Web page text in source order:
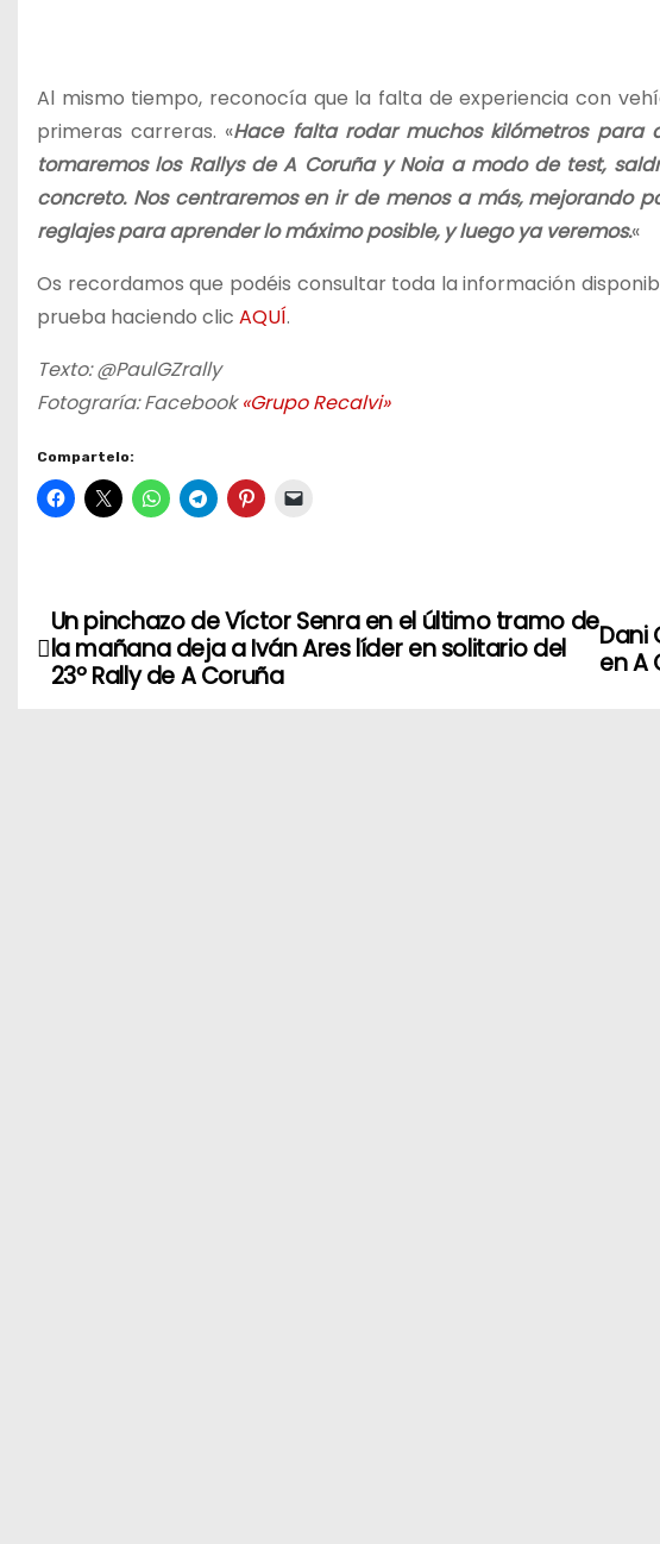
Al mismo tiempo, reconocía que la falta de experiencia con
primeras carreras. «Hace falta rodar muchos kilómetros para
tomaremos los Rallys de A Coruña y Noia a modo de test,
concreto. Nos centraremos en ir de menos a más, mejorando
reglajes para aprender lo máximo posible, y luego ya veremos.«
Os recordamos que podéis consultar toda la información
prueba haciendo clic AQUÍ.
Texto: @PaulGZrally
Fotograría: Facebook«Grupo Recalvi»
Compartelo:
N
a
Dani
en A
Un pinchazo de Víctor Senra en el último tramo de
la mañana deja a Iván Ares líder en solitario del
23º Rally de A Coruña